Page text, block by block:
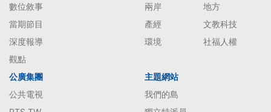
數位敘事
當期節目
深度報導
觀點
兩岸
地方
產經
文教科技
環境
社福人權
公廣集團
公共電視
主題網站
我們的島